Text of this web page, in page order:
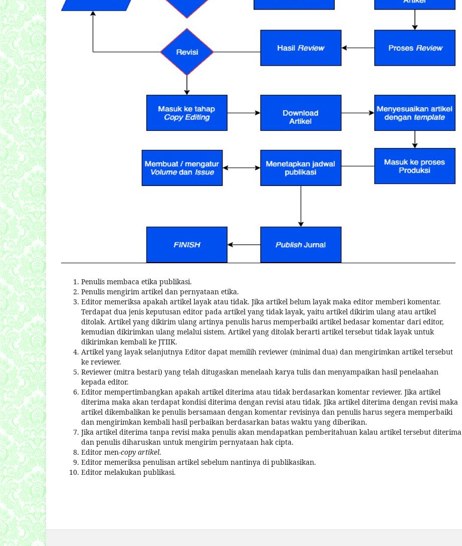
Penulis membaca etika publikasi.
Penulis mengirim artikel dan pernyataan etika.
Editor memeriksa apakah artikel layak atau tidak. Jika artikel belum layak maka editor memberi komentar.
Terdapat dua jenis keputusan editor pada artikel yang tidak layak, yaitu artikel dikirim ulang atau artikel
ditolak. Artikel yang dikirim ulang artinya penulis harus memperbaiki artikel bedasar komentar dari editor,
kemudian dikirimkan ulang melalui sistem. Artikel yang ditolak berarti artikel tersebut tidak layak untuk
dikirimkan kembali ke JTIIK.
Artikel yang layak selanjutnya Editor dapat memilih reviewer (minimal dua) dan mengirimkan artikel tersebut
ke reviewer.
Reviewer (mitra bestari) yang telah ditugaskan menelaah karya tulis dan menyampaikan hasil penelaahan
kepada editor.
Editor mempertimbangkan apakah artikel diterima atau tidak berdasarkan komentar reviewer. Jika artikel
diterima maka akan terdapat kondisi diterima dengan revisi atau tidak. Jika artikel diterima dengan revisi maka
artikel dikembalikan ke penulis bersamaan dengan komentar revisinya dan penulis harus segera memperbaiki
dan mengirimkan kembali hasil perbaikan berdasarkan batas waktu yang diberikan.
Jika artikel diterima tanpa revisi maka penulis akan mendapatkan pemberitahuan kalau artikel tersebut diterima
dan penulis diharuskan untuk mengirim pernyataan hak cipta.
Editor men-copy artikel.
Editor memeriksa penulisan artikel sebelum nantinya di publikasikan.
Editor melakukan publikasi.